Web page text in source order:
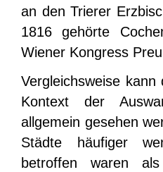
an den Trierer
1816 gehörte
Wiener Kongress
Vergleichsweise
Kontext der
allgemein gesehen
Städte häufiger
betroffen waren